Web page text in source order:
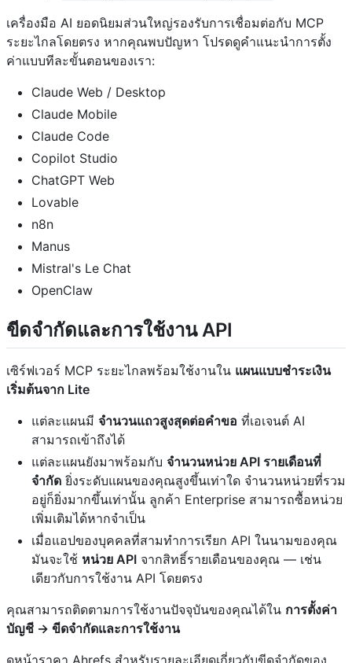
เครื่องมือ AI ยอดนิยมส่วนใหญ่รองรับการเชื่อมต่อกับ MCP
ระยะไกลโดยตรง หากคุณพบปัญหา โปรดดูคำแนะนำการตั้ง
ค่าแบบทีละขั้นตอนของเรา:
Claude Web / Desktop
Claude Mobile
Claude Code
Copilot Studio
ChatGPT Web
Lovable
n8n
Manus
Mistral's Le Chat
OpenClaw
ขีดจำกัดและการใช้งาน API
เซิร์ฟเวอร์ MCP ระยะไกลพร้อมใช้งานใน แผนแบบชำระเงิน
เริ่มต้นจาก Lite
แต่ละแผนมี จำนวนแถวสูงสุดต่อคำขอ ที่เอเจนต์ AI
สามารถเข้าถึงได้
แต่ละแผนยังมาพร้อมกับ จำนวนหน่วย API รายเดือนที่
จำกัด ยิ่งระดับแผนของคุณสูงขึ้นเท่าใด จำนวนหน่วยที่รวม
อยู่ก็ยิ่งมากขึ้นเท่านั้น ลูกค้า Enterprise สามารถซื้อหน่วย
เพิ่มเติมได้หากจำเป็น
เมื่อแอปของบุคคลที่สามทำการเรียก API ในนามของคุณ
มันจะใช้ หน่วย API จากสิทธิ์รายเดือนของคุณ — เช่น
เดียวกับการใช้งาน API โดยตรง
คุณสามารถติดตามการใช้งานปัจจุบันของคุณได้ใน การตั้งค่า
บัญชี → ขีดจำกัดและการใช้งาน